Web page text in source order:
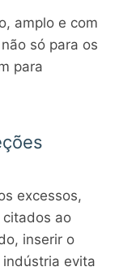
amplo e com
só para os
para
excessos,
citados ao
inserir o
evita